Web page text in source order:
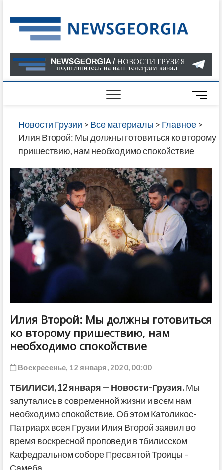
to
content
О
В
ГРУЗИИ
САЙТЕ
M
e
n
u
t
t
o
n
Новости Грузии > Все материалы > Главное>
Илия Второй: Мы должны готовиться ко второму
пришествию, нам необходимо спокойствие
Илия Второй: Мы должны готовиться
ко второму пришествию, нам
необходимо спокойствие
Воскресенье, 12 января, 2020, 00:00
ТБИЛИСИ, 12 января — Новости-Грузия.Мы
запутались в современной жизни и всем нам
необходимо спокойствие. Об этом Католикос-
Патриарх всея Грузии Илия Второй заявил во
время воскресной проповеди в тбилисском
Кафедральном соборе Пресвятой Троицы –
Самеба.